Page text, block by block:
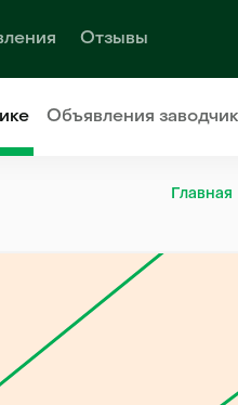
Отзывы
Объявления
Главная